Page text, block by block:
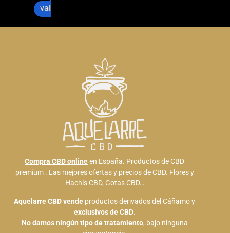
valóranos en
peludo
os, y la
chica
que me
ha
atendid
o súper
maja y
agrada
ble, me
ha
regalad
o una
cosa
para
en
Compra CBD onlineen España. Productos de CBD
premium . Las mejores ofertas y precios de CBD. Flores y
Hachís CBD, Gotas CBD…
Aquelarre CBDvende productos derivados del Cáñamo y
exclusivos de CBD.
No damos ningún tipo de tratamiento, bajo ninguna